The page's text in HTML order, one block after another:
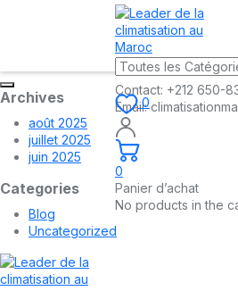
Archives
août 2025
juillet 2025
juin 2025
Categories
Blog
Uncategorized
Contact: +212 650-
Email:
0
0
Panier d’achat
No products in the